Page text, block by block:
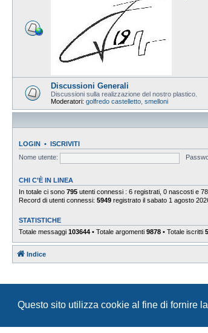
Questo sito utilizza cookie al fine di fornire
Discussioni Generali
Discussioni sulla realizzazione del nostro plastico.
Moderatori: golfredo castelletto smelloni
LOGIN • ISCRIVITI
Nome utente:
CHI C’È IN LINEA
In totale ci sono 795 utenti connessi : 6 registrati, 0 nascosti e
Record di utenti connessi: 5949 registrato il sabato 1 agosto
STATISTICHE
Totale messaggi 103644 • Totale argomenti 9878 • Totale iscritti
Indice